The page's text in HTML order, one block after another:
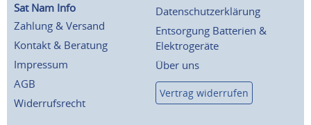
Sat Nam Info
Zahlung & Versand
Kontakt & Beratung
Impressum
AGB
Widerrufsrecht
Datenschutzerklärung
Entsorgung Batterien &
Elektrogeräte
Über uns
Vertrag widerrufen